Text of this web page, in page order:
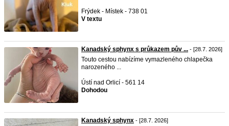
Frýdek - Místek - 738 01
V textu
Kanadský sphynx s průkazem pův ... - [28.7. 2026]
Touto cestou nabízíme vymazleného chlapečka
narozeného ...
Ústí nad Orlicí - 561 14
Dohodou
Kanadský sphynx - [28.7. 2026]